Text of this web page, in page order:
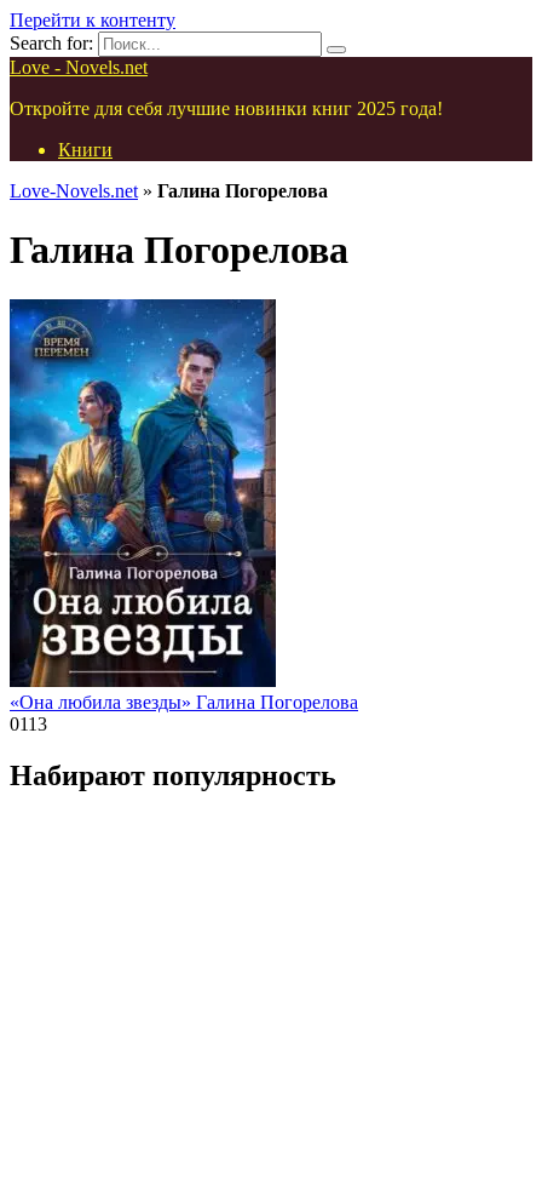
Перейти к контенту
Search for:
Love - Novels.net
Откройте для себя лучшие новинки книг 2025 года!
Книги
Love-Novels.net » Галина Погорелова
Галина Погорелова
«Она любила звезды» Галина Погорелова
0113
Набирают популярность